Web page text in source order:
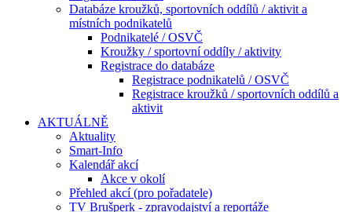
Databáze kroužků, sportovních oddílů / aktivit a
místních podnikatelů
Podnikatelé / OSVČ
Kroužky / sportovní oddíly / aktivity
Registrace do databáze
Registrace podnikatelů / OSVČ
Registrace kroužků / sportovních oddílů a
aktivit
AKTUÁLNĚ
Aktuality
Smart-Info
Kalendář akcí
Akce v okolí
Přehled akcí (pro pořadatele)
TV Brušperk - zpravodajství a reportáže